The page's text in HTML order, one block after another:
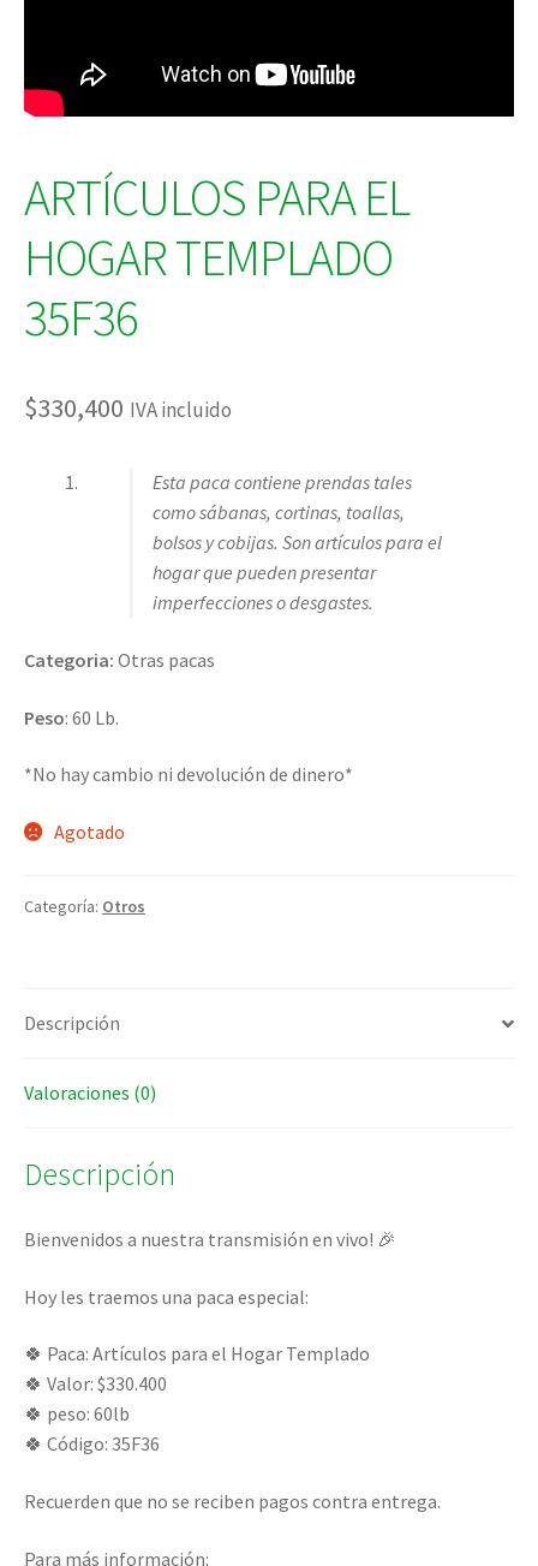
ARTÍCULOS PARA EL
HOGAR TEMPLADO
35F36
$330,400 IVA incluido
Esta paca contiene prendas tales
como sábanas, cortinas, toallas,
bolsos y cobijas. Son artículos para el
hogar que pueden presentar
imperfecciones o desgastes.
Categoria: Otras pacas
Peso: 60 Lb.
*No hay cambio ni devolución de dinero*
Agotado
Categoría: Otros
Descripción
Valoraciones (0)
Descripción
Bienvenidos a nuestra transmisión en vivo! 🎉
Hoy les traemos una paca especial:
🍀 Paca: Artículos para el Hogar Templado
🍀 Valor: $330.400
🍀 peso: 60lb
🍀 Código: 35F36
Recuerden que no se reciben pagos contra entrega.
Para más información: